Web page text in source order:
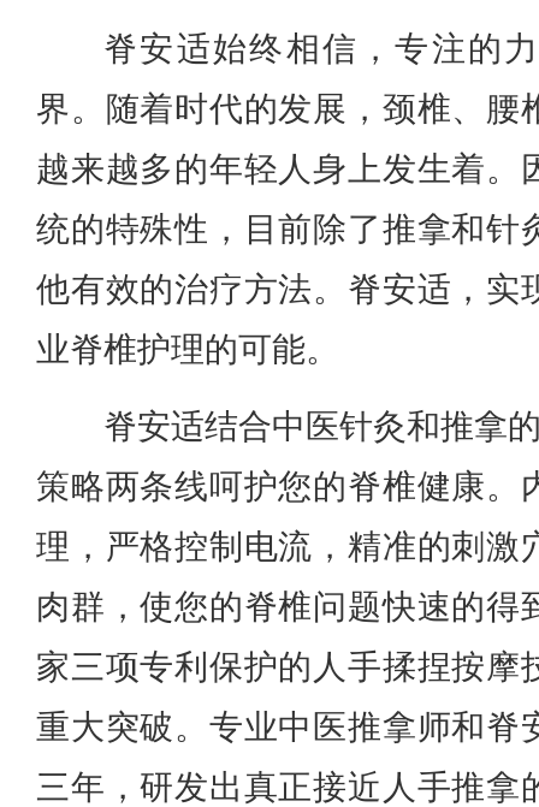
脊安适始终相信，专注的
界。随着时代的发展，颈椎、腰
越来越多的年轻人身上发生着。
统的特殊性，目前除了推拿和针
他有效的治疗方法。脊安适，实
业脊椎护理的可能。
脊安适结合中医针灸和推拿
策略两条线呵护您的脊椎健康。
理，严格控制电流，精准的刺激
肉群，使您的脊椎问题快速的得
家三项专利保护的人手揉捏按摩
重大突破。专业中医推拿师和脊
三年，研发出真正接近人手推拿